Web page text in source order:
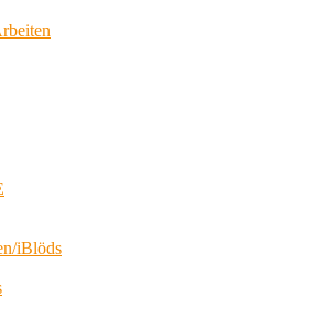
iBlöds